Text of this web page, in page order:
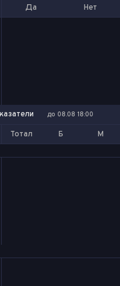
Да Нет
до 08.08 18:00
Тотал Б М